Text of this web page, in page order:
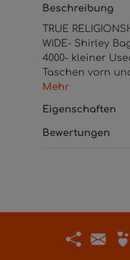
Beschreibung
TRUE
WIDE- Shirley
4000- kleiner
Taschen vorn
Mehr
Eigenschaften
Bewertungen